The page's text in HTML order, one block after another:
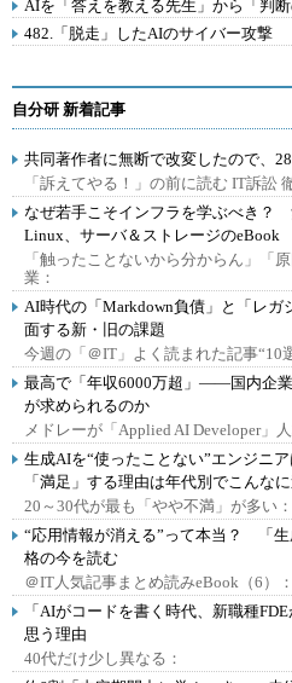
AIを「答えを教える先生」から「判
482.「脱走」したAIのサイバー攻撃
自分研 新着記事
共同著作者に無断で改変したので、
「訴えてやる！」の前に読む IT訴訟
なぜ若手こそインフラを学ぶべき？
Linux、サーバ＆ストレージのeBook
「触ったことないから分からん」「
業：
AI時代の「Markdown負債」と「レガ
面する新・旧の課題
今週の「＠IT」よく読まれた記事“10
最高で「年収6000万超」――国内企
が求められるのか
メドレーが「Applied AI Developer」
生成AIを“使ったことない”エンジニ
「満足」する理由は年代別でこんな
20～30代が最も「やや不満」が多い：
“応用情報が消える”って本当？ 「
格の今を読む
＠IT人気記事まとめ読みeBook（6）：
「AIがコードを書く時代、新職種
思う理由
40代だけ少し異なる：